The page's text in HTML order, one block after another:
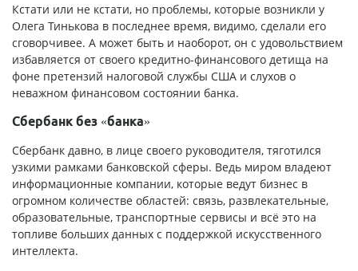
Кстати или не кстати, но проблемы, которые возникли у
Олега Тинькова в последнее время, видимо, сделали его
сговорчивее. А может быть и наоборот, он с удовольствием
избавляется от своего кредитно-финансового детища на
фоне претензий налоговой службы США и слухов о
неважном финансовом состоянии банка.
Сбербанк без «банка»
Сбербанк давно, в лице своего руководителя, тяготился
узкими рамками банковской сферы. Ведь миром владеют
информационные компании, которые ведут бизнес в
огромном количестве областей: связь, развлекательные,
образовательные, транспортные сервисы и всё это на
топливе больших данных с поддержкой искусственного
интеллекта.